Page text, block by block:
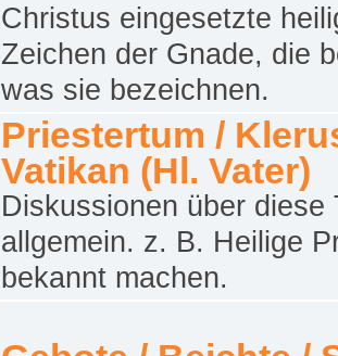
Christus eingesetzte
Zeichen der Gnade, die
was sie bezeichnen.
Priestertum /
Vatikan (Hl. Vater)
Diskussionen über diese
allgemein. z. B. Heilige
bekannt machen.